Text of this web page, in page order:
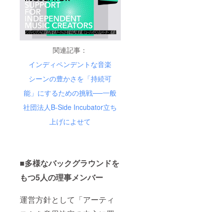
関連記事：
インディペンデントな音楽
シーンの豊かさを「持続可
能」にするための挑戦──一般
社団法人B-Side Incubator立ち
上げによせて
■多様なバックグラウンドを
もつ5人の理事メンバー
運営方針として「アーティ